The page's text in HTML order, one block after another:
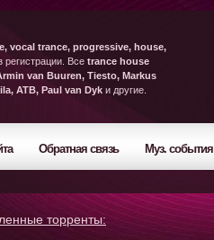
vocal trance, progressive, house,
регистрации. Все trance house
van Buuren, Tiesto, Markus
ATB, Paul van Dyk и другие.
Обратная связь Муз. события
торренты: